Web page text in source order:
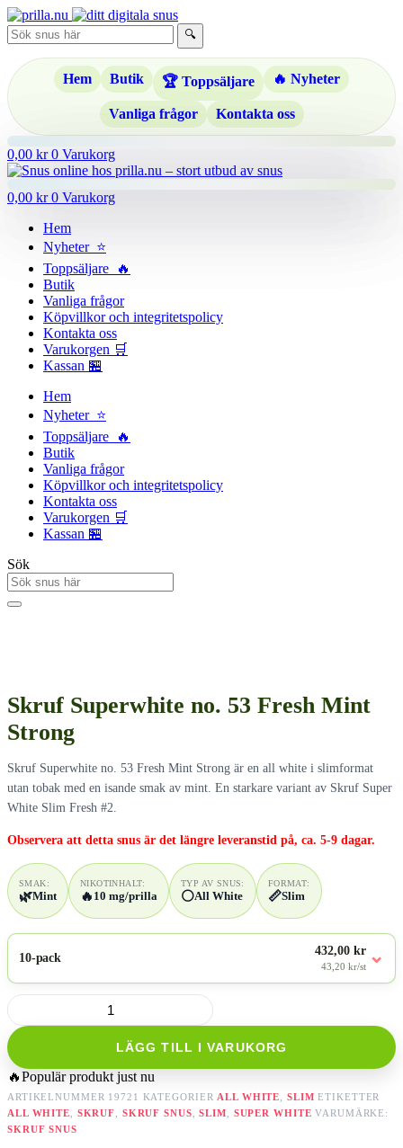
Hoppa
till
innehåll
🔍
Hem Butik 🏆 Toppsäljare 🔥 Nyheter
Vanliga frågor Kontakta oss
0,00 kr 0 Varukorg
0,00 kr 0 Varukorg
Hem
Nyheter ⭐
Toppsäljare 🔥
Butik
Vanliga frågor
Köpvillkor och integritetspolicy
Kontakta oss
Varukorgen 🛒
Kassan 🏪
Hem
Nyheter ⭐
Toppsäljare 🔥
Butik
Vanliga frågor
Köpvillkor och integritetspolicy
Kontakta oss
Varukorgen 🛒
Kassan 🏪
Sök
Skruf Superwhite no. 53 Fresh Mint
Strong
Skruf Superwhite no. 53 Fresh Mint Strong är en all white i slimformat
utan tobak med en isande smak av mint. En starkare variant av Skruf Super
White Slim Fresh #2.
Observera att detta snus är det längre leveranstid på, ca. 5-9 dagar.
SMAK:
🌿Mint
NIKOTINHALT:
🔥 10 mg/prilla
TYP AV SNUS:
⚪All White
FORMAT:
📏Slim
10-pack
432,00 kr
43,20 kr/st ⌄
Skruf
Superwhite
no.
53
Fresh
Mint
Strong
mängd
LÄGG TILL I VARUKORG
🔥Populär produkt just nu
ARTIKELNUMMER 19721 KATEGORIER ALL WHITE SLIM ETIKETTER
ALL WHITE
SKRUF SKRUF SNUS ,SLIM SUPER WHITE VARUMÄRKE:
SKRUF SNUS